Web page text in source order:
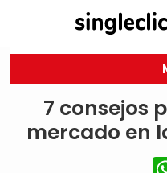
7 consejos
mercado en